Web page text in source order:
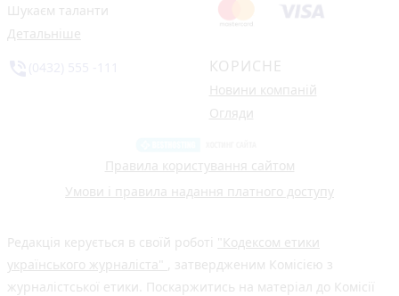
Шукаєм таланти
Детальніше
КОРИСНЕ
Новини компаній
Огляди
Правила користування сайтом
Умови і правила надання платного доступу
Редакція керується в своїй роботі "Кодексом етики
українського журналіста"
, затвердженим Комісією з
журналістської етики. Поскаржитись на матеріал до Комісії